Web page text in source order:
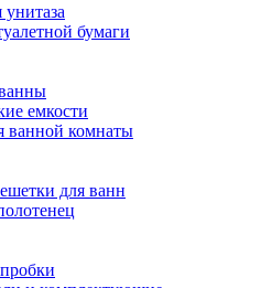
бумаги
емкости
ванной комнаты
для ванн